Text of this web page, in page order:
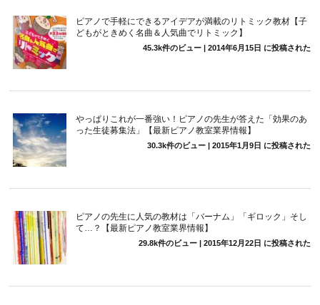
ピアノで手軽にできるアイデアが満載のリトミック教材【子
どもがときめく名曲＆人気曲でリトミック】
45.3k件のビュー| 2014年6月15日 に投稿された
やっぱりこれが一番強い！ピアノの先生が答えた「効果のあ
った生徒募集法」【最新ピアノ教室業界情報】
30.3k件のビュー| 2015年1月9日 に投稿された
ピアノの先生に人気の教材は「バーナム」「ギロック」そし
て…？【最新ピアノ教室業界情報】
29.8k件のビュー| 2015年12月22日 に投稿された